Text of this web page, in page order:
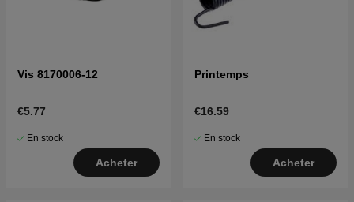
Vis 8170006-12
€5.77
En stock
Acheter
Printemps
€16.59
En stock
Acheter